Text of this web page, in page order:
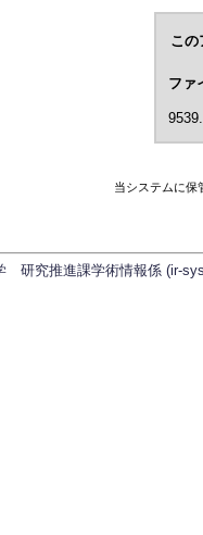
この
ファ
当システムに保
研究推進課学術情報係 (ir-